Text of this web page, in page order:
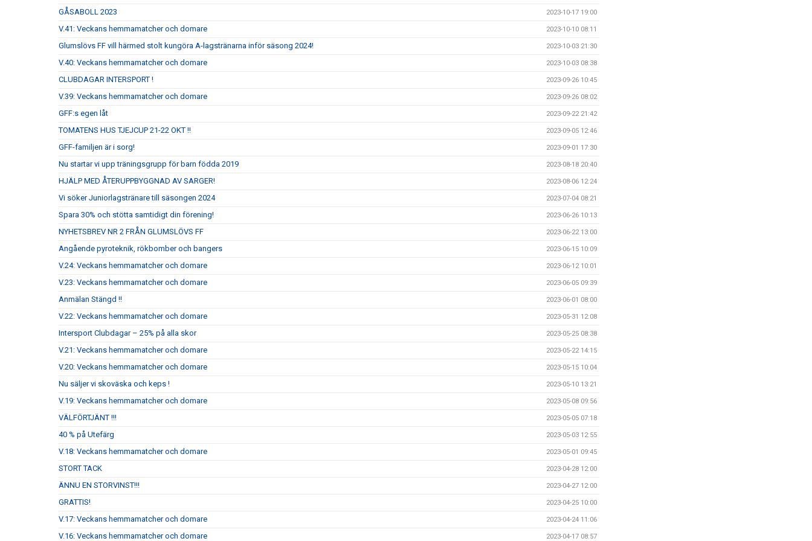
GÅSABOLL 2023 2023-10-17 19:00
V.41: Veckans hemmamatcher och domare 2023-10-10 08:11
Glumslövs FF vill härmed stolt kungöra A-lagstränarna inför säsong 2024! 2023-10-03 21:30
V.40: Veckans hemmamatcher och domare 2023-10-03 08:38
CLUBDAGAR INTERSPORT ! 2023-09-26 10:45
V.39: Veckans hemmamatcher och domare 2023-09-26 08:02
GFF:s egen låt 2023-09-22 21:42
TOMATENS HUS TJEJCUP 21-22 OKT !! 2023-09-05 12:46
GFF-familjen är i sorg! 2023-09-01 17:30
Nu startar vi upp träningsgrupp för barn födda 2019 2023-08-18 20:40
HJÄLP MED ÅTERUPPBYGGNAD AV SARGER! 2023-08-06 12:24
Vi söker Juniorlagstränare till säsongen 2024 2023-07-04 08:21
Spara 30% och stötta samtidigt din förening! 2023-06-26 10:13
NYHETSBREV NR 2 FRÅN GLUMSLÖVS FF 2023-06-22 13:00
Angående pyroteknik, rökbomber och bangers 2023-06-15 10:09
V.24: Veckans hemmamatcher och domare 2023-06-12 10:01
V.23: Veckans hemmamatcher och domare 2023-06-05 09:39
Anmälan Stängd !! 2023-06-01 08:00
V.22: Veckans hemmamatcher och domare 2023-05-31 12:08
Intersport Clubdagar – 25% på alla skor 2023-05-25 08:38
V.21: Veckans hemmamatcher och domare 2023-05-22 14:15
V.20: Veckans hemmamatcher och domare 2023-05-15 10:04
Nu säljer vi skoväska och keps ! 2023-05-10 13:21
V.19: Veckans hemmamatcher och domare 2023-05-08 09:56
VÄLFÖRTJÄNT !!! 2023-05-05 07:18
40 % på Utefärg 2023-05-03 12:55
V.18: Veckans hemmamatcher och domare 2023-05-01 09:45
STORT TACK 2023-04-28 12:00
ÄNNU EN STORVINST!!! 2023-04-27 12:00
GRATTIS! 2023-04-25 10:00
V.17: Veckans hemmamatcher och domare 2023-04-24 11:06
V.16: Veckans hemmamatcher och domare 2023-04-17 08:57